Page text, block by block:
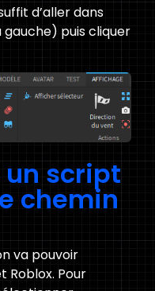
d’aller dans
gauche) puis cliquer
un script
chemin
va pouvoir
Roblox. Pour